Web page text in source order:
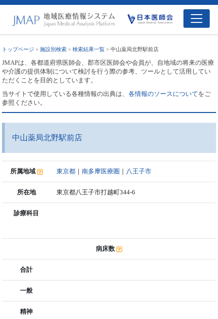
トップページ >施設別検索 >検索結果一覧 > 中山薬局北野駅前店
JMAPは、各都道府県医師会、郡市区医師会や会員が、自地域の将来の医療
や介護の提供体制について検討を行う際の参考、ツールとして活用してい
ただくことを目的としています。
当サイトで使用している各種情報の出典は、各情報のソースについてをご
参照ください。
中山薬局北野駅前店
所属地域 東京都 ｜南多摩医療圏 ｜ 八王子市
所在地 東京都八王子市打越町344-6
診療科目
病床数
合計
一般
精神